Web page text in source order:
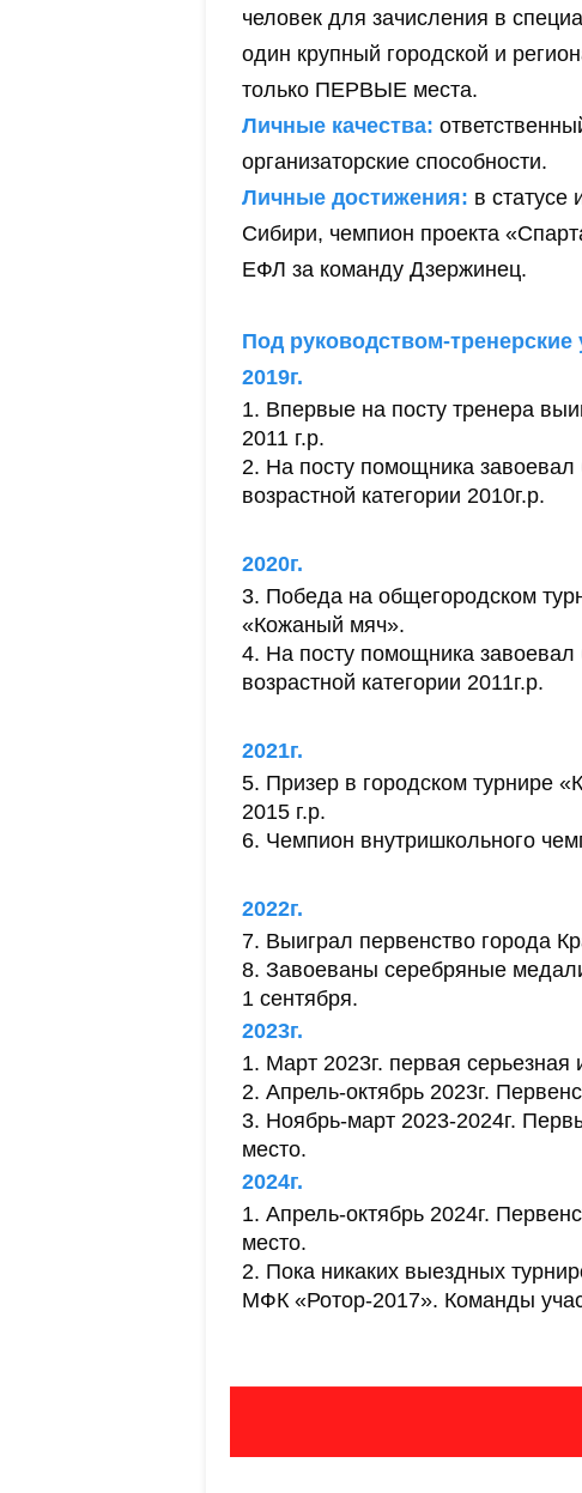
человек для зачисления в
один крупный городской и
только ПЕРВЫЕ места.
Личные качества:
организаторские способности.
Личные достижения: в статусе
Сибири, чемпион проекта
ЕФЛ за команду Дзержинец.
Под руководством-тренерские
2019г.
Впервые на посту тренера
2011 г.р.
На посту помощника
возрастной категории 2010г.р.
2020г.
Победа на общегородском
«Кожаный мяч».
На посту помощника
возрастной категории 2011г.р.
2021г.
Призер в городском турнире
2015 г.р.
Чемпион внутришкольного
2022г.
Выиграл первенство города
Завоеваны серебряные
1 сентября.
2023г.
Март 2023г. первая
Апрель-октябрь 2023г.
Ноябрь-март 2023-2024г.
место.
2024г.
Апрель-октябрь 2024г.
место.
Пока никаких выездных
МФК «Ротор-2017». Команды